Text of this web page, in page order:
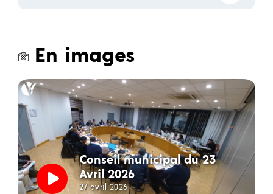
En images
Conseil municipal du 23
Avril 2026
27 avril 2026